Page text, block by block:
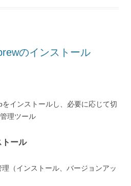
のインストール
インストールし、必要に応じて切
理ツール
ール
（インストール、バージョンアッ